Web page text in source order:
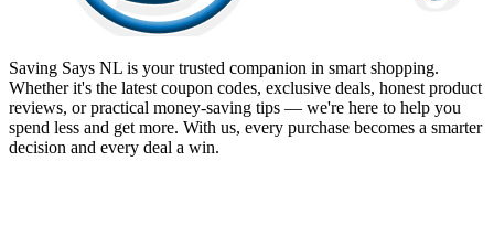
Saving Says NL is your trusted companion in smart shopping.
Whether it's the latest coupon codes, exclusive deals, honest product
reviews, or practical money-saving tips — we're here to help you
spend less and get more. With us, every purchase becomes a smarter
decision and every deal a win.